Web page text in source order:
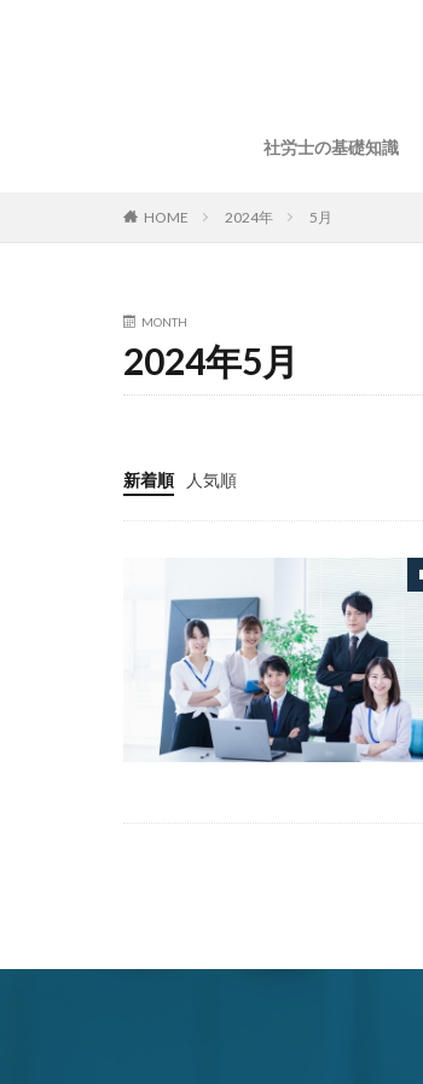
社労士の基礎知識
HOME 2024年 5月
MONTH
2024年5月
新着順 人気順